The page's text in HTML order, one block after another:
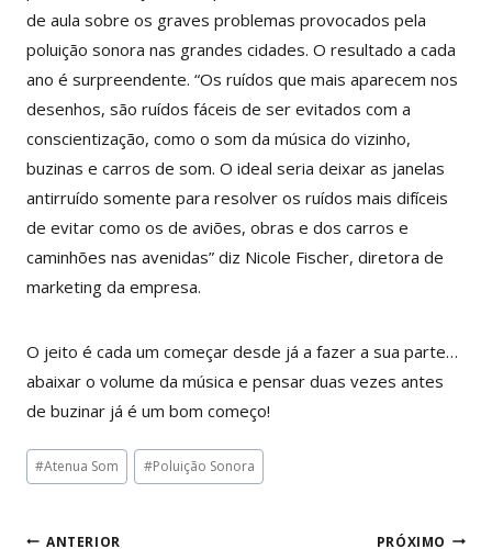
de aula sobre os graves problemas provocados pela
poluição sonora nas grandes cidades. O resultado a cada
ano é surpreendente. “Os ruídos que mais aparecem nos
desenhos, são ruídos fáceis de ser evitados com a
conscientização, como o som da música do vizinho,
buzinas e carros de som. O ideal seria deixar as janelas
antirruído somente para resolver os ruídos mais difíceis
de evitar como os de aviões, obras e dos carros e
caminhões nas avenidas” diz Nicole Fischer, diretora de
marketing da empresa.
O jeito é cada um começar desde já a fazer a sua parte…
abaixar o volume da música e pensar duas vezes antes
de buzinar já é um bom começo!
Tags
do
#Atenua Som #Poluição Sonora
ANTERIOR PRÓXIMO